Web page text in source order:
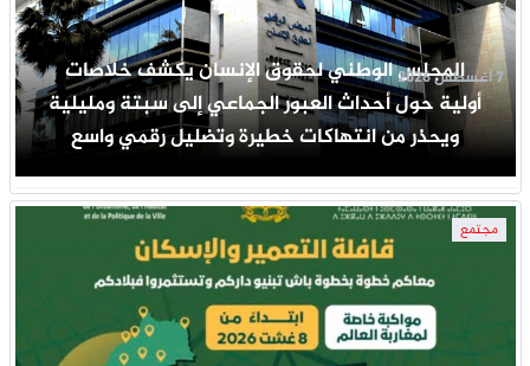
المجلس الوطني لحقوق الإنسان يكشف خلاصات
أولية حول أحداث العبور الجماعي إلى سبتة ومليلية
ويحذر من انتهاكات خطيرة وتضليل رقمي واسع
7 أغسطس 2026
مجتمع